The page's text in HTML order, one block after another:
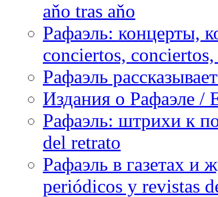
aňo tras aňo
Рафаэль: концерты,
conciertos,
Рафаэль
Издания о Рафаэле /
Рафаэль: штрихи к
del retrato
Рафаэль в газетах и
periódicos y revistas